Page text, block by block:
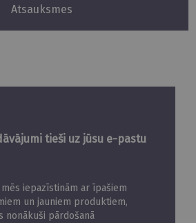
Atsauksmes
tieši uz jūsu e-pastu
mēs iepazīstinām ar īpašiem
un jauniem produktiem,
nonākuši pārdošanā